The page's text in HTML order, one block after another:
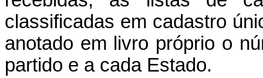
classificadas em cadastro
anotado em livro próprio o
partido e a cada Estado.